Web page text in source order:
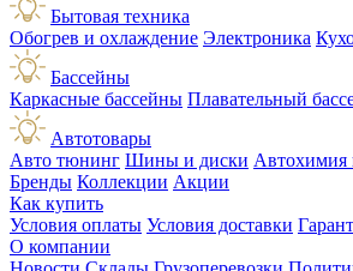
Бытовая техника
Обогрев и охлаждение Электроника
Бассейны
Каркасные бассейны Плавательный
Автотовары
Авто тюнинг Шины и диски Автохимия
Бренды Коллекции Акции
Как купить
Условия оплаты Условия доставки
О компании